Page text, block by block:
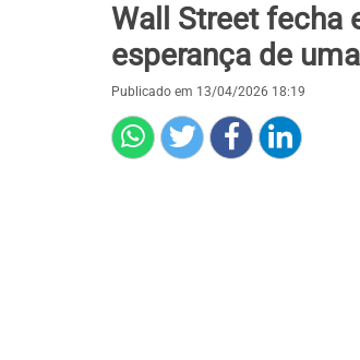
Wall Street fecha
esperança de
Publicado em 13/04/2026 18:19